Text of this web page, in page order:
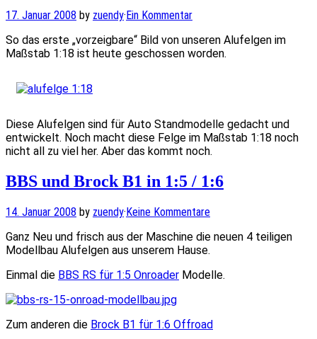
17. Januar 2008 by zuendy·Ein Kommentar
So das erste „vorzeigbare“ Bild von unseren Alufelgen im
Maßstab 1:18 ist heute geschossen worden.
Diese Alufelgen sind für Auto Standmodelle gedacht und
entwickelt. Noch macht diese Felge im Maßstab 1:18 noch
nicht all zu viel her. Aber das kommt noch.
BBS und Brock B1 in 1:5 / 1:6
14. Januar 2008 by zuendy·Keine Kommentare
Ganz Neu und frisch aus der Maschine die neuen 4 teiligen
Modellbau Alufelgen aus unserem Hause.
Einmal die BBS RS für 1:5 Onroader Modelle.
Zum anderen die Brock B1 für 1:6 Offroad